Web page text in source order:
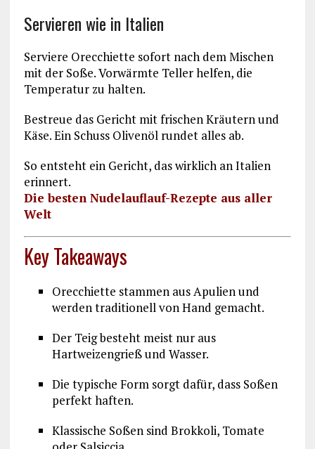
Servieren wie in Italien
Serviere Orecchiette sofort nach dem Mischen
mit der Soße. Vorwärmte Teller helfen, die
Temperatur zu halten.
Bestreue das Gericht mit frischen Kräutern und
Käse. Ein Schuss Olivenöl rundet alles ab.
So entsteht ein Gericht, das wirklich an Italien
erinnert.
Die besten Nudelauflauf-Rezepte aus aller
Welt
Key Takeaways
Orecchiette stammen aus Apulien und
werden traditionell von Hand gemacht.
Der Teig besteht meist nur aus
Hartweizengrieß und Wasser.
Die typische Form sorgt dafür, dass Soßen
perfekt haften.
Klassische Soßen sind Brokkoli, Tomate